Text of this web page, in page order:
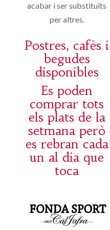
acabar i ser substituïts
per altres.
Postres, cafès i
begudes
disponibles
Es poden
comprar tots
els plats de la
setmana però
es rebran cada
un al dia que
toca